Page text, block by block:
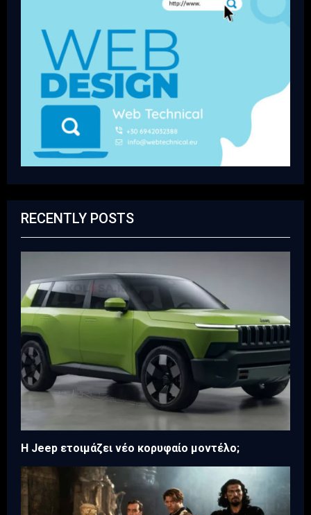
RECENTLY POSTS
H Jeep ετοιμάζει νέο κορυφαίο μοντέλο;